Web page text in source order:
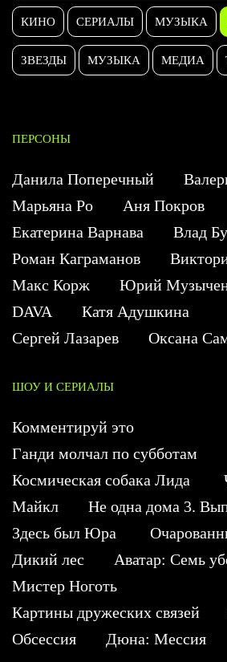
КИНО СЕРИАЛЫ МУЗЫКА
ЗВЕЗДЫ МУЗЫКА МЕДИА
ПЕРСОНЫ
Данила Поперечный
Марьяна Ро
Аня Покров
Екатерина Варнава
Влад
Роман Каграманов
Макс Корж
Юрий
DAVA
Катя Адушкина
Сергей Лазарев
Оксана
ШОУ И СЕРИАЛЫ
Комментируй это
Ганди молчал по субботам
Космическая собака Лида
Майкл
Не одна дома 3.
Здесь был Юра
Дикий лес
Аватар: Семь
Мистер Ноготь
Картины дружеских связей
Обсессия
Дюна: Мессия